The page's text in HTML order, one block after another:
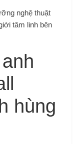
nghệ thuật
tâm linh bên
hùng